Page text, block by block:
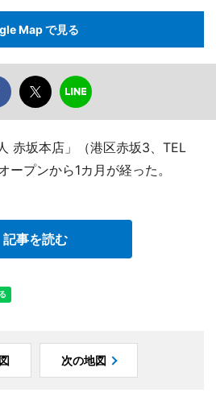
Map で見る
赤坂本店」（港区赤坂3、TEL
プンから1カ月が経った。
記事を読む
次の地図